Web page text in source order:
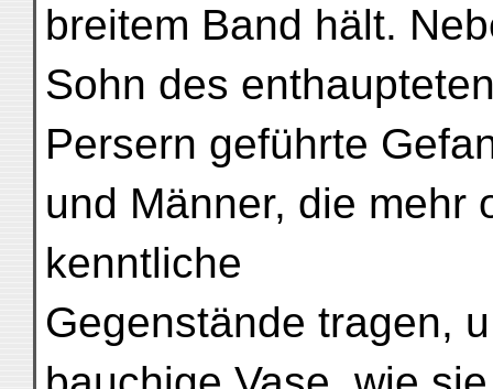
breitem Band hält.
Sohn des
Persern geführte
und Männer, die mehr
kenntliche
Gegenstände tragen,